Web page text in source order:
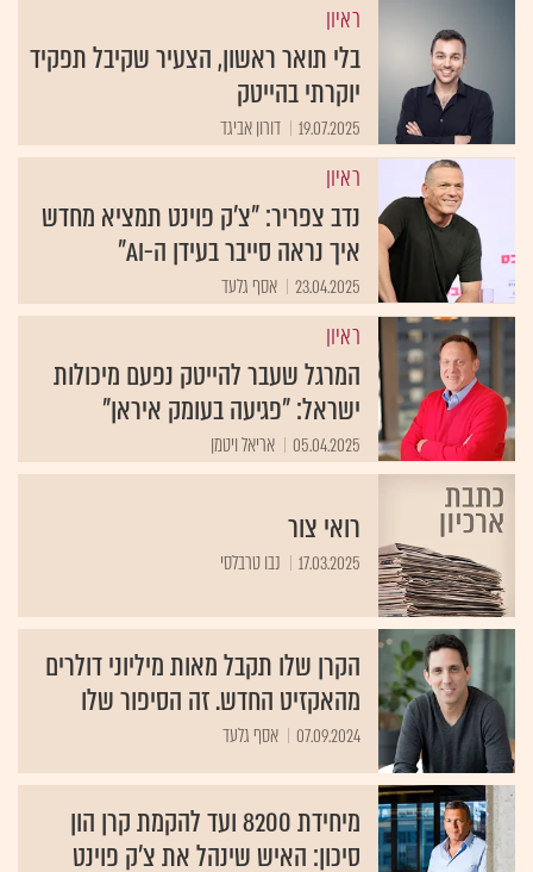
ראיון
בלי תואר ראשון, הצעיר שקיבל תפקיד
יוקרתי בהייטק
19.07.2025 דורון אביגד
ראיון
נדב צפריר: "צ'ק פוינט תמציא מחדש
איך נראה סייבר בעידן ה-AI"
23.04.2025 אסף גלעד
ראיון
המרגל שעבר להייטק נפעם מיכולות
ישראל: "פגיעה בעומק איראן"
05.04.2025 אריאל ויטמן
רואי צור
17.03.2025 נבו טרבלסי
הקרן שלו תקבל מאות מיליוני דולרים
מהאקזיט החדש. זה הסיפור שלו
07.09.2024 אסף גלעד
מיחידת 8200 ועד להקמת קרן הון
סיכון: האיש שינהל את צ'ק פוינט